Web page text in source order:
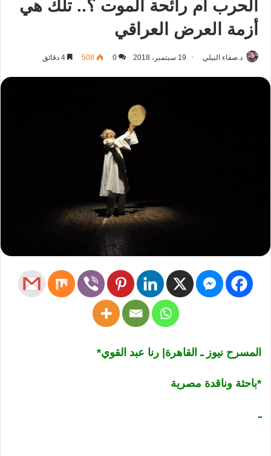
الحرب أم رائحة الموت ؟.. تلك هي
أزمة العرض العراقي
د.صفاء البيلي 19 سبتمبر، 2018 0
508
المسرح نيوز ـ القاهرة| رنا عبد القوي*
*باحثة وناقدة مصرية
ـ